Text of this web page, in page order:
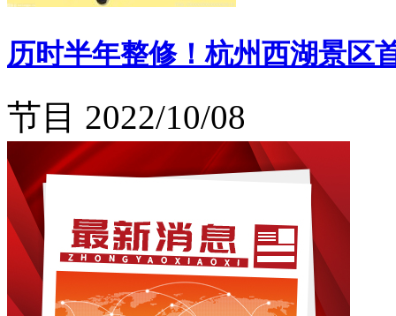
历时半年整修！杭州西湖景区
节目 2022/10/08